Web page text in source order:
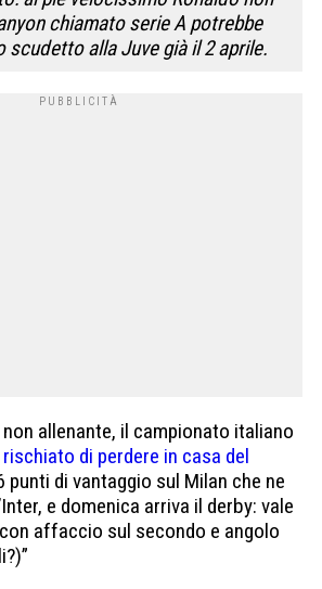
chiamato serie A potrebbe
scudetto alla Juve già il 2 aprile.
non allenante, il campionato italiano
rischiato di perdere in casa del
punti di vantaggio sul Milan che ne
e domenica arriva il derby: vale
affaccio sul secondo e angolo